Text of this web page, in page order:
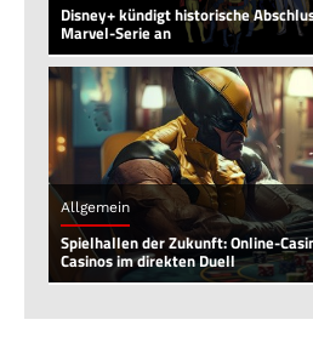
Disney+ kündigt historische
Marvel-Serie an
Allgemein
Spielhallen der Zukunft: Online-
Casinos im direkten Duell